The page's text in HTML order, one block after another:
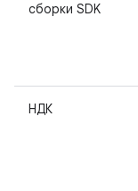
сборки SDK
НДК